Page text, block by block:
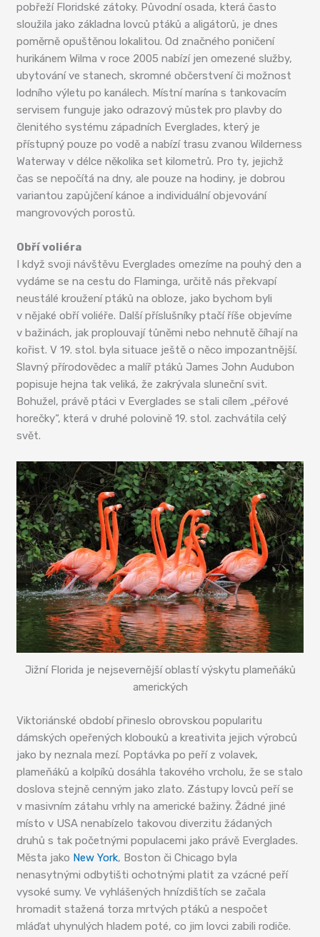
pobřeží Floridské zátoky. Původní osada, která často
sloužila jako základna lovců ptáků a aligátorů, je dnes
poměrně opuštěnou lokalitou. Od značného poničení
hurikánem Wilma v roce 2005 nabízí jen omezené služby,
ubytování ve stanech, skromné občerstvení či možnost
lodního výletu po kanálech. Místní marína s tankovacím
servisem funguje jako odrazový můstek pro plavby do
členitého systému západních Everglades, který je
přístupný pouze po vodě a nabízí trasu zvanou Wilderness
Waterway v délce několika set kilometrů. Pro ty, jejichž
čas se nepočítá na dny, ale pouze na hodiny, je dobrou
variantou zapůjčení kánoe a individuální objevování
mangrovových porostů.
Obří voliéra
I když svoji návštěvu Everglades omezíme na pouhý den a
vydáme se na cestu do Flaminga, určitě nás překvapí
neustálé kroužení ptáků na obloze, jako bychom byli
v nějaké obří voliéře. Další příslušníky ptačí říše objevíme
v bažinách, jak proplouvají tůněmi nebo nehnutě číhají na
kořist. V 19. stol. byla situace ještě o něco impozantnější.
Slavný přírodovědec a malíř ptáků James John Audubon
popisuje hejna tak veliká, že zakrývala sluneční svit.
Bohužel, právě ptáci v Everglades se stali cílem „péřové
horečky“, která v druhé polovině 19. stol. zachvátila celý
svět.
Jižní Florida je nejsevernější oblastí výskytu plameňáků
amerických
Viktoriánské období přineslo obrovskou popularitu
dámských opeřených klobouků a kreativita jejich výrobců
jako by neznala mezí. Poptávka po peří z volavek,
plameňáků a kolpíků dosáhla takového vrcholu, že se stalo
doslova stejně cenným jako zlato. Zástupy lovců peří se
v masivním zátahu vrhly na americké bažiny. Žádné jiné
místo v USA nenabízelo takovou diverzitu žádaných
druhů s tak početnými populacemi jako právě Everglades.
Města jako New York, Boston či Chicago byla
nenasytnými odbytišti ochotnými platit za vzácné peří
vysoké sumy. Ve vyhlášených hnízdištích se začala
hromadit stažená torza mrtvých ptáků a nespočet
mláďat uhynulých hladem poté, co jim lovci zabili rodiče.